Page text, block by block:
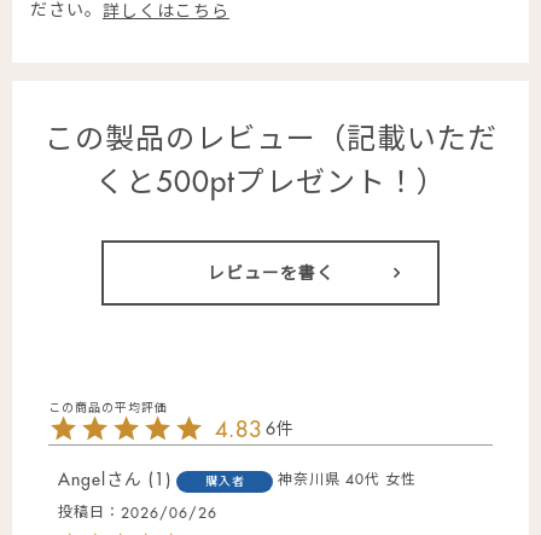
ださい。 詳しくはこちら
この製品のレビュー（記載いただ
くと500ptプレゼント！）
レビューを書く
4.83 6
Angel 1 購入者 神奈川県 40代 女性
投稿日 2026/06/26